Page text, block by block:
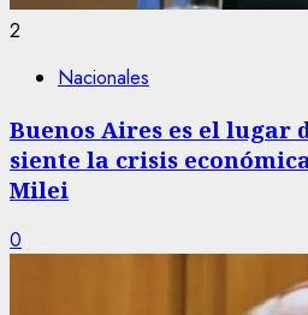
2
Nacionales
Buenos Aires es el lugar
siente la crisis
Milei
0